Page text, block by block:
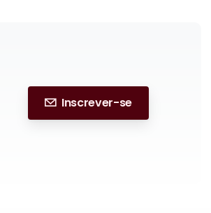
Inscrever-se